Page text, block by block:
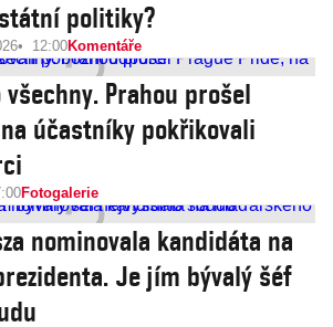
politiky?
12:00Komentáře
Prahou prošel
účastníky pokřikovali
Fotogalerie
nominovala kandidáta na
Je jím bývalý šéf